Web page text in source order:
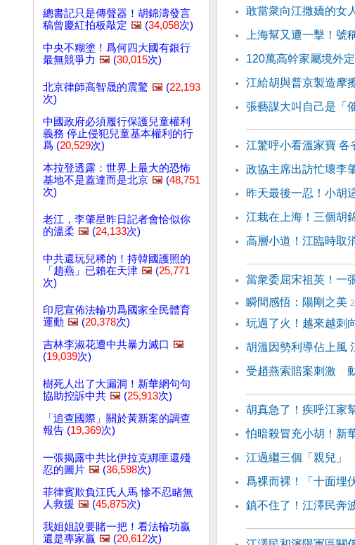
總書記只是傳聲器！胡錦濤發言
稿曾慶紅拍板敲定 🖼️ (34,058次)
中央不糊塗！爲何四大國有銀行
最無競爭力 🖼️ (30,015次)
北京律師高智晟的震驚 🖼️ (22,193
次)
中國政府必須履行保護兒童權利
義務 停止侵犯兒童基本權利的行
爲 (20,529次)
本拉登透露：世界上最大的恐怖
基地不是蓋達而是北京 🖼️ (48,751
次)
老江，李肇星昨日記者會恰似你
的溫柔 🖼️ (24,133次)
中共還玩兒稀的！持韓國護照的
「趙燕」已賴在天津 🖼️ (25,771
次)
印尼宣佈法輪功爲國家全民體育
運動 🖼️ (20,378次)
吉林李淑花遭中共暴力滅口 🖼️
(19,039次)
樹死人出了大漏洞！新華網句句
協助控訴中共 🖼️ (25,913次)
「追查國際」關於黃新案的調查
報告 (19,369次)
一張揭露中共比伊拉克綁匪還殘
忍的圖片 🖼️ (36,598次)
菲律賓欺負江氏人馬 慘不忍睹無
人救援 🖼️ (45,875次)
我姐姐說要賭一把！看法輪功贏
還是專家贏 🖼️ (20,612次)
敢當衆向江撒嬌的女
上海幫又遭一擊！號
120萬高幹家屬境外
江給胡與普京製造摩
張藝謀大叫自己是「
江驚呼小看溫家寶 各
政協主席出訪忙壞李
昨天最後一忍！小胡
江栽在上海！三個胡
高層小道！江臨時取
當衆委屈宋祖英！一
瞬間感悟：陽剛之美
玩過了火！越來越刺
胡溫因勢利導佔上風
受趙燕索賠案刺激
胡真急了！疾呼江家
怕暗殺冒充小胡！新
江過繼三個「親兒
爲裸而裸！「十面埋
鎮不住了！江澤民奔